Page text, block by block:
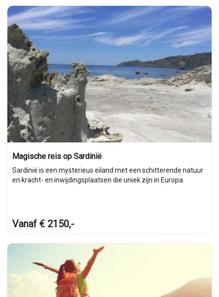
Magische reis op Sardinië
Sardinië is een mysterieus eiland met een schitterende natuur
en kracht- en inwijdingsplaatsen die uniek zijn in Europa.
Vanaf € 2150,-